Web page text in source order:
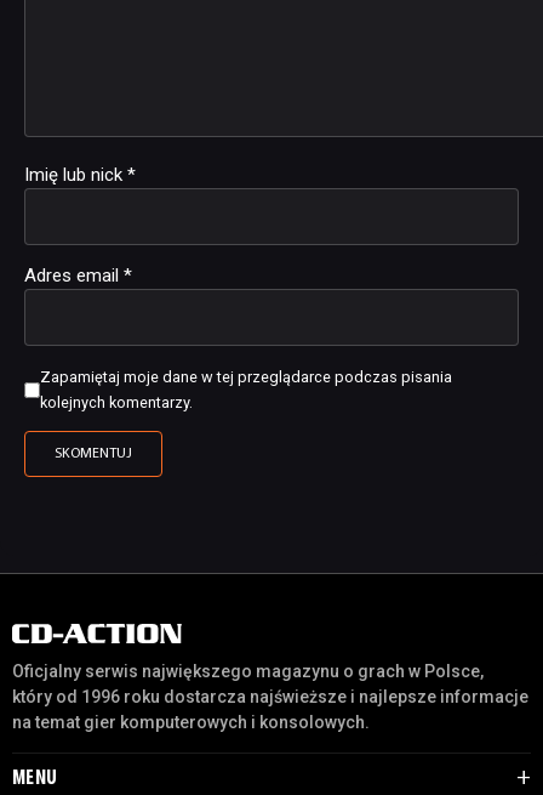
Imię lub nick *
Adres email *
Zapamiętaj moje dane w tej przeglądarce podczas pisania
kolejnych komentarzy.
Oficjalny serwis największego magazynu o grach w Polsce,
który od 1996 roku dostarcza najświeższe i najlepsze informacje
na temat gier komputerowych i konsolowych.
MENU